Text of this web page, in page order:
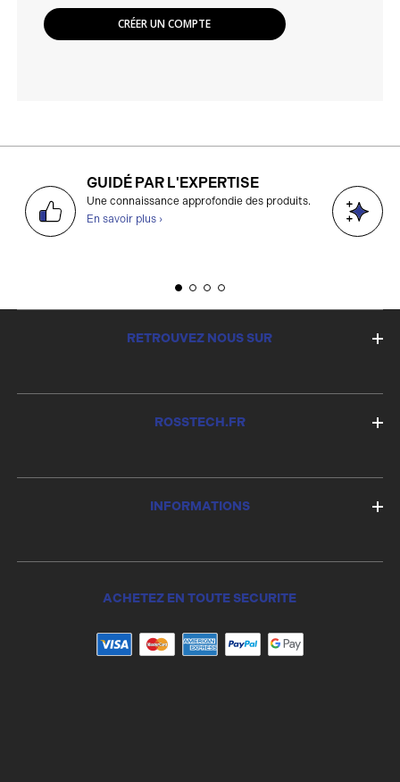
CRÉER UN COMPTE
GUIDÉ PAR L'EXPERTISE
Une connaissance approfondie des produits.
En savoir plus ›
RETROUVEZ NOUS SUR
ROSSTECH.FR
INFORMATIONS
ACHETEZ EN TOUTE SECURITE